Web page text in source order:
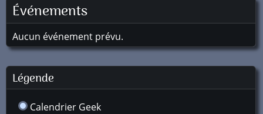
Événements
Aucun événement prévu.
Légende
Calendrier Geek